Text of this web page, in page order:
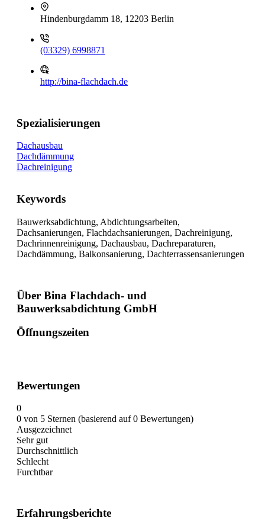
Hindenburgdamm 18, 12203 Berlin
(03329) 6998871
http://bina-flachdach.de
Spezialisierungen
Dachausbau
Dachdämmung
Dachreinigung
Keywords
Bauwerksabdichtung, Abdichtungsarbeiten,
Dachsanierungen, Flachdachsanierungen, Dachreinigung,
Dachrinnenreinigung, Dachausbau, Dachreparaturen,
Dachdämmung, Balkonsanierung, Dachterrassensanierungen
Über Bina Flachdach- und
Bauwerksabdichtung GmbH
Öffnungszeiten
Bewertungen
0
0 von 5 Sternen (basierend auf 0 Bewertungen)
Ausgezeichnet
Sehr gut
Durchschnittlich
Schlecht
Furchtbar
Erfahrungsberichte